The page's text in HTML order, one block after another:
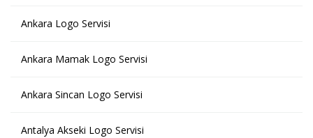
Ankara Logo Servisi
Ankara Mamak Logo Servisi
Ankara Sincan Logo Servisi
Antalya Akseki Logo Servisi